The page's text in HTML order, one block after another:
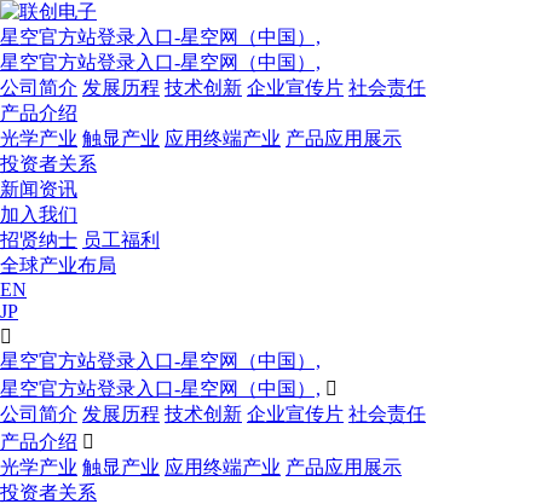
星空官方站登录入口-星空网（中国）,
星空官方站登录入口-星空网（中国）,
公司简介 发展历程 技术创新 企业宣传片 社会责任
产品介绍
光学产业 触显产业 应用终端产业 产品应用展示
投资者关系
新闻资讯
加入我们
招贤纳士 员工福利
全球产业布局
EN
JP

星空官方站登录入口-星空网（中国）,
星空官方站登录入口-星空网（中国）, 
公司简介 发展历程 技术创新 企业宣传片 社会责任
产品介绍 
光学产业 触显产业 应用终端产业 产品应用展示
投资者关系